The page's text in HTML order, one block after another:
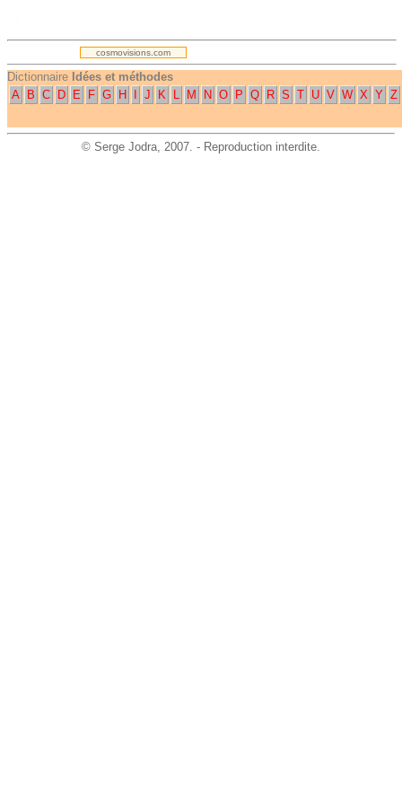
.
cosmovisions.com
Dictionnaire Idées et méthodes
A
B C D E F G H J K L M N O P Q R S T U V W X Y Z
© Serge Jodra, 2007. - Reproduction interdite.